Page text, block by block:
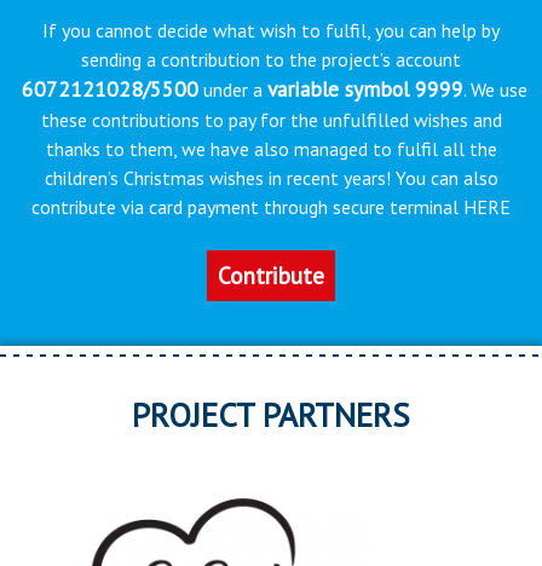
If you cannot decide what wish to fulfil, you can help by
sending a contribution to the project’s account
6072121028/5500under a variable symbol 9999. We use
these contributions to pay for the unfulfilled wishes and
thanks to them, we have also managed to fulfil all the
children’s Christmas wishes in recent years! You can also
contribute via card payment through secure terminal HERE
Contribute
PROJECT PARTNERS